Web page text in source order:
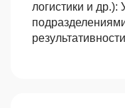
логистики и